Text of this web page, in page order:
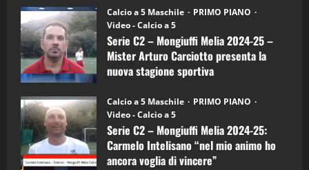
Calcio a 5 Maschile
PRIMO PIANO
Video - Calcio a 5
Serie C2 – Mongiuffi Melia 2024-25 –
Mister Arturo Carciotto presenta la
nuova stagione sportiva
Calcio a 5 Maschile
PRIMO PIANO
Video - Calcio a 5
Serie C2 – Mongiuffi Melia 2024-25:
Carmelo Intelisano “nel mio animo ho
ancora voglia di vincere”
5
“SportEmpire” in Podcast: 26^ Puntata
(Martedi 07 Aprile 2026)
08/04/2026
1
“SportEmpire” in Podcast: 30^ Puntata
(Martedi 05 Maggio 2026)
08/05/2026